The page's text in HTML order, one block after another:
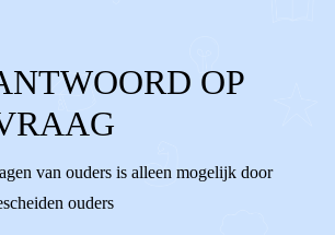
OP
van ouders is alleen mogelijk door
ouders